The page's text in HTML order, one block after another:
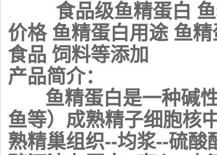
食品级鱼精蛋白 鱼
价格 鱼精蛋白用途 鱼
食品 饲料等添加
产品简介：
鱼精蛋白是一种碱性
鱼等）成熟精子细胞核
熟精巢组织--均浆--硫